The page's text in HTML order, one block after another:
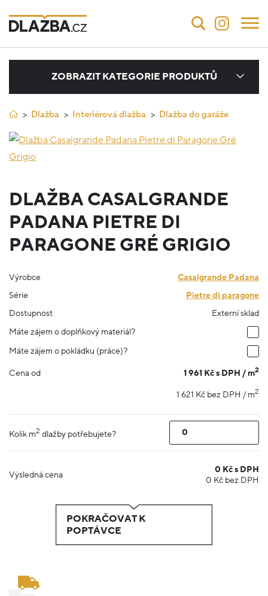
ZOBRAZIT KATEGORIE PRODUKTŮ
Dlažba Interiérová dlažba Dlažba do garáže
DLAŽBA CASALGRANDE
PADANA PIETRE DI
PARAGONE GRÉ GRIGIO
Výrobce
Casalgrande Padana
Série
Pietre di paragone
Dostupnost
Externí sklad
Máte zájem o doplňkový materiál?
Máte zájem o pokládku (práce)?
Cena od
1 961 Kč s DPH / m2
1 621 Kč bez DPH / m2
Kolik m2 dlažby potřebujete?
Výsledná cena 0 Kč s DPH
0 Kč bez DPH
POKRAČOVAT K
POPTÁVCE